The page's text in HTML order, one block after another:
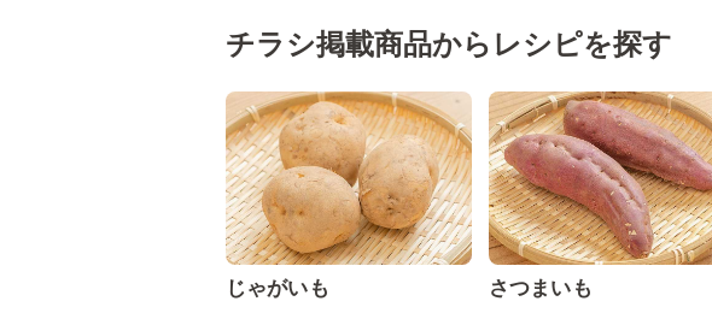
チラシ掲載商品からレシピを探す
じゃがいも さつまいも